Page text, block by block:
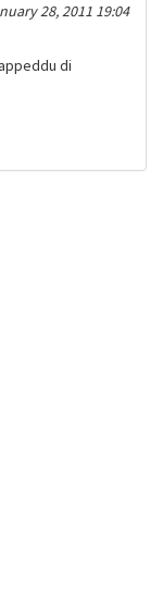
28, 2011 19:04
di